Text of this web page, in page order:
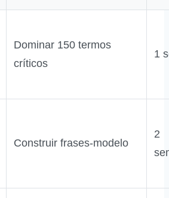
Dominar 150 termos
críticos
1
Construir frases‑modelo
2